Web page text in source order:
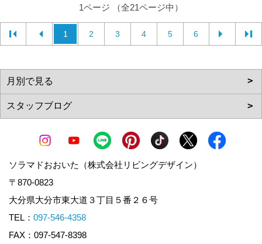
1ページ （全21ページ中）
1 2 3 4 5 6
ソラマドおおいた（株式会社リビングデザイン）
〒870-0823
大分県大分市東大道３丁目５番２６号
TEL： 097-546-4358
FAX：097-547-8398